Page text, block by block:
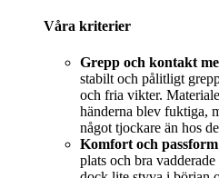
Våra kriterier
Grepp och kontakt
stabilt och pålitligt
och fria vikter.
händerna blev fuktiga,
något tjockare än hos
Komfort och
plats och bra